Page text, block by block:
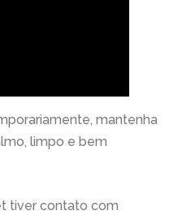
mantenha
limpo e bem
tiver contato com